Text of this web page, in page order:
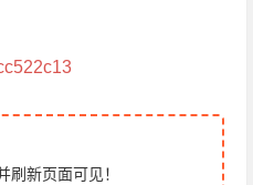
刷新页面可见！